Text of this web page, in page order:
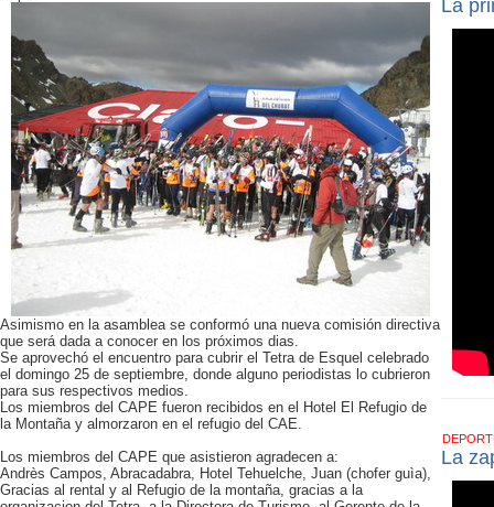
Asimismo en la asamblea se conformó una nueva comisión directiva
que será dada a conocer en los próximos dias.
Se aprovechó el encuentro para cubrir el Tetra de Esquel celebrado
el domingo 25 de septiembre, donde alguno periodistas lo cubrieron
para sus respectivos medios.
Los miembros del CAPE fueron recibidos en el Hotel El Refugio de
la Montaña y almorzaron en el refugio del CAE.
Los miembros del CAPE que asistieron agradecen a:
Andrès Campos, Abracadabra, Hotel Tehuelche, Juan (chofer guìa),
Gracias al rental y al Refugio de la montaña, gracias a la
La
La